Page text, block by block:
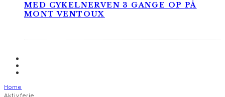
MED CYKELNERVEN 3 GANGE OP PÅ
MONT VENTOUX
Home
Aktivferie